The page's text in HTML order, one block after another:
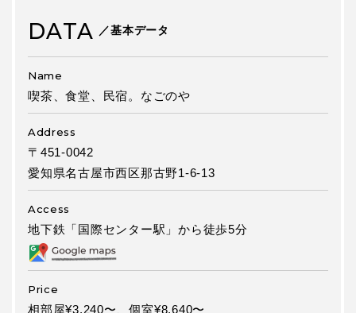
DATA ／基本データ
Name
喫茶、食堂、民宿。なごのや
Address
〒451-0042
愛知県名古屋市西区那古野1-6-13
Access
地下鉄「国際センター駅」から徒歩5分
Price
相部屋¥3,240〜、個室¥8,640〜